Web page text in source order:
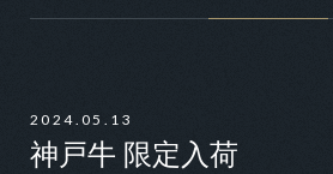
2024.05.13
神戸牛 限定入荷